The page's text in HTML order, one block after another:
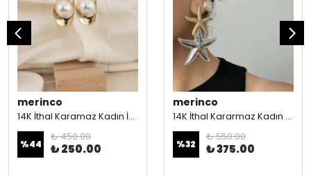
merinco
14K İthal Karamaz Kadın İnci Çelik Küpe
%44
₺ 450.00
₺ 250.00
merinco
14K İthal Kararmaz Kadın Çelik Küpe
%32
₺ 550.00
₺ 375.00